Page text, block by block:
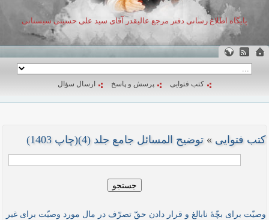
پایگاه اطلاع رسانی دفتر مرجع عالیقدر آقای سید علی حسینی سیستانی
کتب فتوایی پرسش و پاسخ ارسال سؤال
کتب فتوایی » توضیح المسائل جامع جلد (4)(چاپ 1403)
جستجو
وصیّت برای بچّۀ نابالغ و قرار دادن حقّ تصرّف در مال مورد وصیّت برای غیر